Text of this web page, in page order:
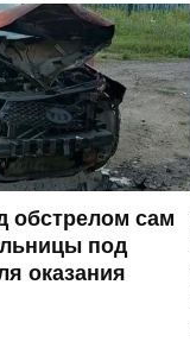
обстрелом сам
под
оказания